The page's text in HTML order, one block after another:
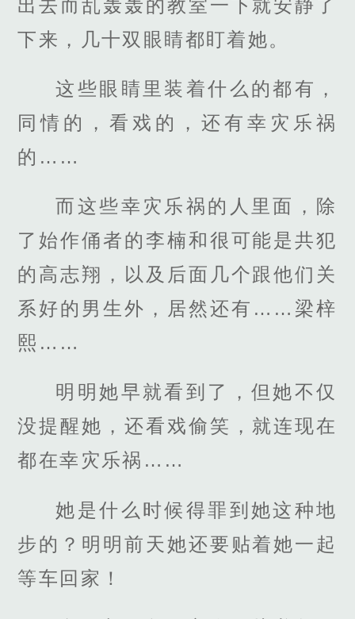
出去而乱轰轰的教室一下就安静了
下来，几十双眼睛都盯着她。
这些眼睛里装着什么的都有，
同情的，看戏的，还有幸灾乐祸
的……
而这些幸灾乐祸的人里面，除
了始作俑者的李楠和很可能是共犯
的高志翔，以及后面几个跟他们关
系好的男生外，居然还有……梁梓
熙……
明明她早就看到了，但她不仅
没提醒她，还看戏偷笑，就连现在
都在幸灾乐祸……
她是什么时候得罪到她这种地
步的？明明前天她还要贴着她一起
等车回家！